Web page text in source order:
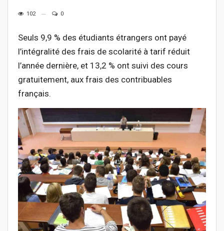
102 0
Seuls 9,9 % des étudiants étrangers ont payé
l’intégralité des frais de scolarité à tarif réduit
l’année dernière, et 13,2 % ont suivi des cours
gratuitement, aux frais des contribuables
français.